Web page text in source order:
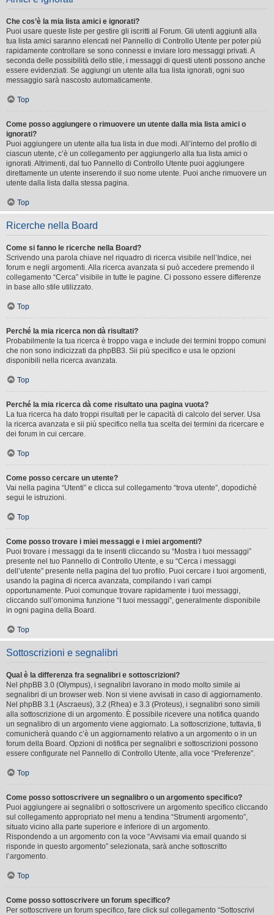
Che cos’è la mia lista amici e ignorati?
Puoi usare queste liste per gestire gli iscritti al Forum. Gli utenti aggiunti alla
tua lista amici saranno elencati nel Pannello di Controllo Utente per poter più
rapidamente controllare se sono connessi e inviare loro messaggi privati. A
seconda delle possibilità dello stile, i messaggi di questi utenti possono anche
essere evidenziati. Se aggiungi un utente alla tua lista ignorati, ogni suo
messaggio sarà nascosto automaticamente.
Top
Come posso aggiungere o rimuovere un utente dalla mia lista amici o
ignorati?
Puoi aggiungere un utente alla tua lista in due modi. All’interno del profilo di
ciascun utente, c’è un collegamento per aggiungerlo alla tua lista amici o
ignorati. Altrimenti, dal tuo Pannello di Controllo Utente puoi aggiungere
direttamente un utente inserendo il suo nome utente. Puoi anche rimuovere un
utente dalla lista dalla stessa pagina.
Top
Ricerche nella Board
Come si fanno le ricerche nella Board?
Scrivendo una parola chiave nel riquadro di ricerca visibile nell’Indice, nei
forum e negli argomenti. Alla ricerca avanzata si può accedere premendo il
collegamento “Cerca” visibile in tutte le pagine. Ci possono essere differenze
in base allo stile utilizzato.
Top
Perché la mia ricerca non dà risultati?
Probabilmente la tua ricerca è troppo vaga e include dei termini troppo comuni
che non sono indicizzati da phpBB3. Sii più specifico e usa le opzioni
disponibili nella ricerca avanzata.
Top
Perché la mia ricerca dà come risultato una pagina vuota?
La tua ricerca ha dato troppi risultati per le capacità di calcolo del server. Usa
la ricerca avanzata e sii più specifico nella tua scelta dei termini da ricercare e
dei forum in cui cercare.
Top
Come posso cercare un utente?
Vai nella pagina “Utenti” e clicca sul collegamento “trova utente”, dopodiché
segui le istruzioni.
Top
Come posso trovare i miei messaggi e i miei argomenti?
Puoi trovare i messaggi da te inseriti cliccando su “Mostra i tuoi messaggi”
presente nel tuo Pannello di Controllo Utente, e su “Cerca i messaggi
dell’utente” presente nella pagina del tuo profilo. Puoi cercare i tuoi argomenti,
usando la pagina di ricerca avanzata, compilando i vari campi
opportunamente. Puoi comunque trovare rapidamente i tuoi messaggi,
cliccando sull’omonima funzione “I tuoi messaggi”, generalmente disponibile
in ogni pagina della Board.
Top
Sottoscrizioni e segnalibri
Qual è la differenza fra segnalibri e sottoscrizioni?
Nel phpBB 3.0 (Olympus), i segnalibri lavorano in modo molto simile ai
segnalibri di un browser web. Non si viene avvisati in caso di aggiornamento.
Nel phpBB 3.1 (Ascraeus), 3.2 (Rhea) e 3.3 (Proteus), i segnalibri sono simili
alla sottoscrizione di un argomento. È possibile ricevere una notifica quando
un segnalibro di un argomento viene aggiornato. La sottoscrizione, tuttavia, ti
comunicherà quando c’è un aggiornamento relativo a un argomento o in un
forum della Board. Opzioni di notifica per segnalibri e sottoscrizioni possono
essere configurate nel Pannello di Controllo Utente, alla voce “Preferenze”.
Top
Come posso sottoscrivere un segnalibro o un argomento specifico?
Puoi aggiungere ai segnalibri o sottoscrivere un argomento specifico cliccando
sul collegamento appropriato nel menu a tendina “Strumenti argomento”,
situato vicino alla parte superiore e inferiore di un argomento.
Rispondendo a un argomento con la voce “Avvisami via email quando si
risponde in questo argomento” selezionata, sarà anche sottoscritto
l’argomento.
Top
Come posso sottoscrivere un forum specifico?
Per sottoscrivere un forum specifico, fare click sul collegamento “Sottoscrivi